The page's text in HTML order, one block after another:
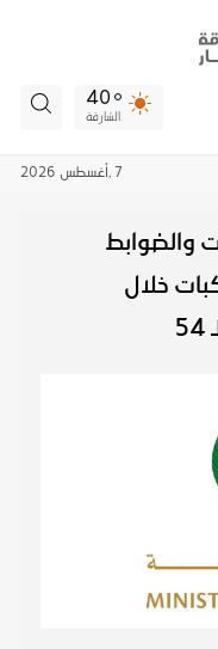
40
الشارقة
7 , أغسطس 2026
والضوابط
خلال